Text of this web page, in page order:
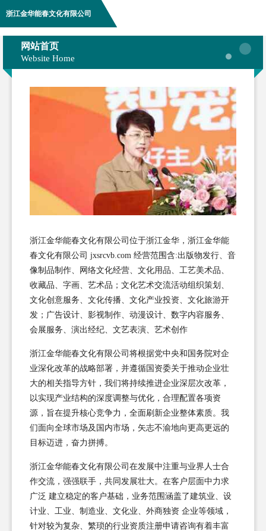
浙江金华能春文化有限公司
网站首页
Website Home
浙江金华能春文化有限公司位于浙江金华，浙江金华能
春文化有限公司 jxsrcvb.com 经营范围含:出版物发行、音
像制品制作、网络文化经营、文化用品、工艺美术品、
收藏品、字画、艺术品；文化艺术交流活动组织策划、
文化创意服务、文化传播、文化产业投资、文化旅游开
发；广告设计、影视制作、动漫设计、数字内容服务、
会展服务、演出经纪、文艺表演、艺术创作
浙江金华能春文化有限公司将根据党中央和国务院对企
业深化改革的战略部署，并遵循国资委关于推动企业壮
大的相关指导方针，我们将持续推进企业深层次改革，
以实现产业结构的深度调整与优化，合理配置各项资
源，旨在提升核心竞争力，全面刷新企业整体素质。我
们面向全球市场及国内市场，矢志不渝地向更高更远的
目标迈进，奋力拼搏。
浙江金华能春文化有限公司在发展中注重与业界人士合
作交流，强强联手，共同发展壮大。在客户层面中力求
广泛 建立稳定的客户基础，业务范围涵盖了建筑业、设
计业、工业、制造业、文化业、外商独资 企业等领域，
针对较为复杂、繁琐的行业资质注册申请咨询有着丰富